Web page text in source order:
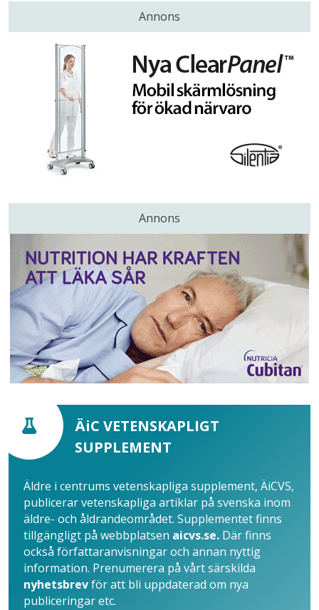
Annons
Annons
ÄiC VETENSKAPLIGT
SUPPLEMENT
Äldre i centrums vetenskapliga supplement, ÄiCVS,
publicerar vetenskapliga artiklar på svenska inom
äldre- och åldrandeområdet. Supplementet finns
tillgängligt på webbplatsen aicvs.se. Där finns
också författaranvisningar och annan nyttig
information. Prenumerera på vårt särskilda
nyhetsbrevför att bli uppdaterad om nya
publiceringar etc.